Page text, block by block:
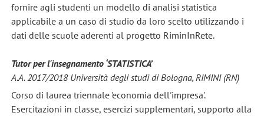
fornire agli studenti un modello di analisi statistica
applicabile a un caso di studio da loro scelto utilizzando i
dati delle scuole aderenti al progetto RiminInRete.
Tutor per l'insegnamento ‘STATISTICA’
A.A. 2017/2018 Università degli studi di Bologna, RIMINI (RN)
Corso di laurea triennale 'economia dell'impresa'.
Esercitazioni in classe, esercizi supplementari, supporto alla